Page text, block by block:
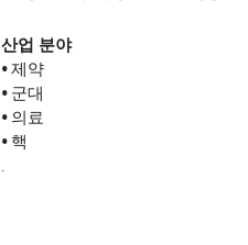
산업 분야
• 제약
• 군대
• 의료
• 핵